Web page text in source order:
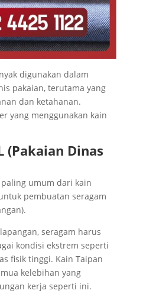
digunakan dalam
pakaian, terutama yang
dan ketahanan.
yang menggunakan kain
(Pakaian Dinas
umum dari kain
pembuatan seragam
seragam harus
kondisi ekstrem seperti
fisik tinggi. Kain Taipan
kelebihan yang
kerja seperti ini.